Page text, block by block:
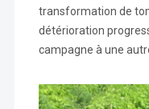
transformation de
détérioration
campagne à une